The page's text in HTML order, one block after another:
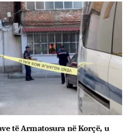
të Armatosura në Korçë, u